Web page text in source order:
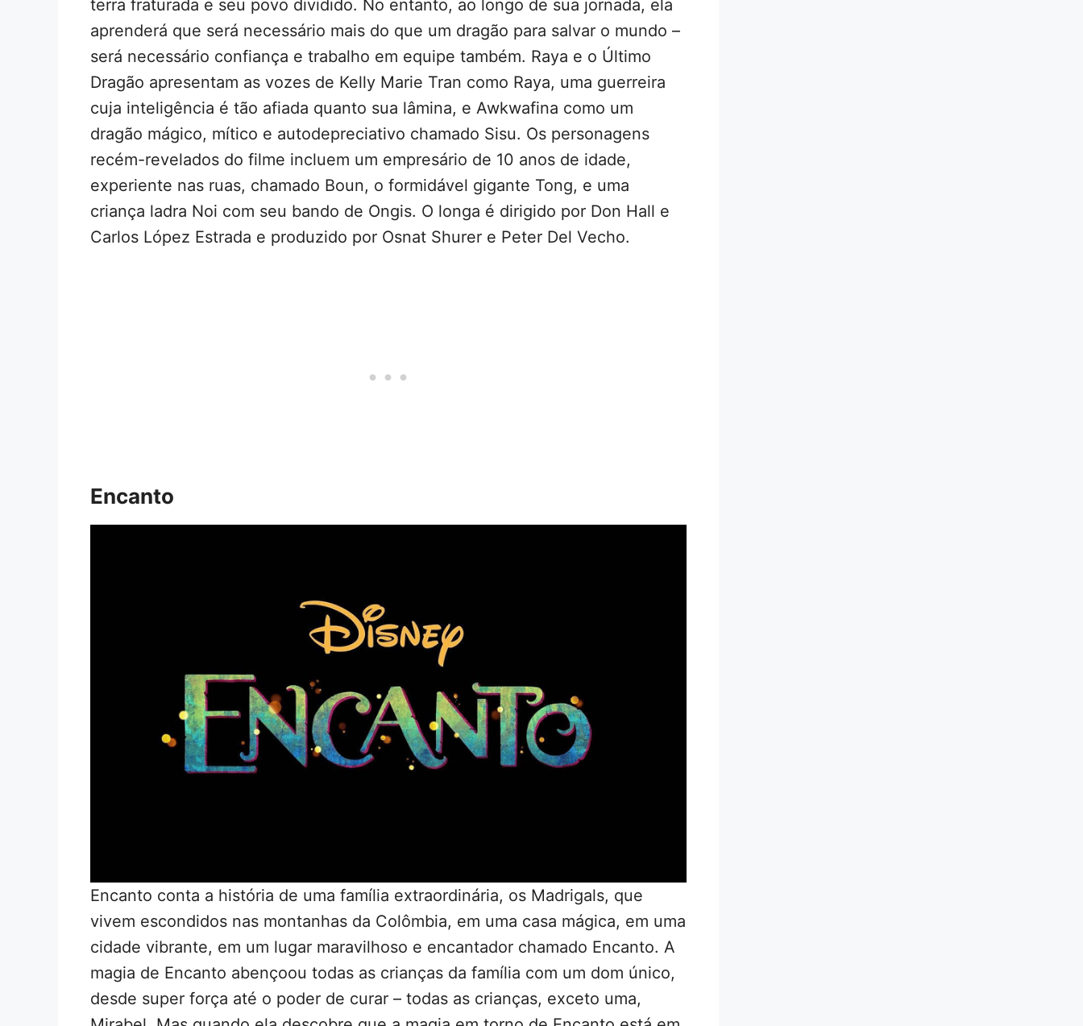
terra fraturada e seu povo dividido. No entanto, ao longo de sua jornada, ela
aprenderá que será necessário mais do que um dragão para salvar o mundo –
será necessário confiança e trabalho em equipe também. Raya e o Último
Dragão apresentam as vozes de Kelly Marie Tran como Raya, uma guerreira
cuja inteligência é tão afiada quanto sua lâmina, e Awkwafina como um
dragão mágico, mítico e autodepreciativo chamado Sisu. Os personagens
recém-revelados do filme incluem um empresário de 10 anos de idade,
experiente nas ruas, chamado Boun, o formidável gigante Tong, e uma
criança ladra Noi com seu bando de Ongis. O longa é dirigido por Don Hall e
Carlos López Estrada e produzido por Osnat Shurer e Peter Del Vecho.
Encanto
Encanto conta a história de uma família extraordinária, os Madrigals, que
vivem escondidos nas montanhas da Colômbia, em uma casa mágica, em uma
cidade vibrante, em um lugar maravilhoso e encantador chamado Encanto. A
magia de Encanto abençoou todas as crianças da família com um dom único,
desde super força até o poder de curar – todas as crianças, exceto uma,